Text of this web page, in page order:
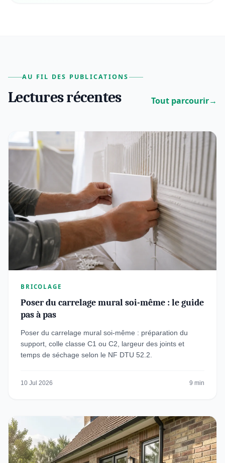
AU FIL DES PUBLICATIONS
Lectures récentes Tout parcourir→
BRICOLAGE
Poser du carrelage mural soi-même : le guide
pas à pas
Poser du carrelage mural soi-même : préparation du
support, colle classe C1 ou C2, largeur des joints et
temps de séchage selon le NF DTU 52.2.
10 Jul 2026 9 min